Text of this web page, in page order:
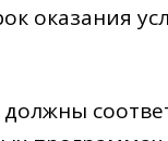
оказания